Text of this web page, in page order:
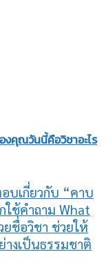
คุณวันนี้คือวิชาอะไร
บเกี่ยวกับ “คาบ
ใช้คำถาม What
ชื่อวิชา ช่วยให้
างเป็นธรรมชาติ